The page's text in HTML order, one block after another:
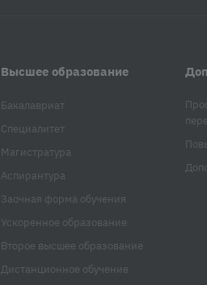
Высшее образование
Бакалавриат
Специалитет
Магистратура
Аспирантура
Заочная форма обучения
Ускоренное образование
Второе высшее образование
Дистанционное обучение